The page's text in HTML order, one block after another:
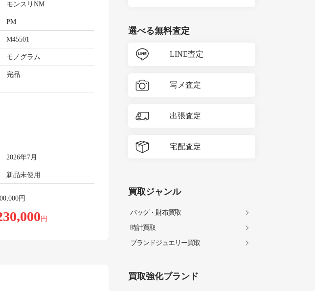
モンスリNM
PM
M45501
モノグラム
完品
2026年7月
新品未使用
円
円
選べる無料査定
LINE査定
写メ査定
出張査定
宅配査定
買取ジャンル
バッグ・財布買取
時計買取
ブランドジュエリー買取
買取強化ブランド